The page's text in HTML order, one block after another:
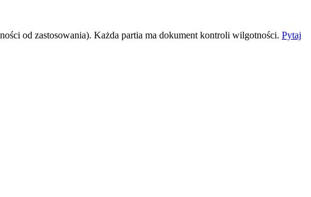
od zastosowania). Każda partia ma dokument kontroli wilgotności. Pytaj